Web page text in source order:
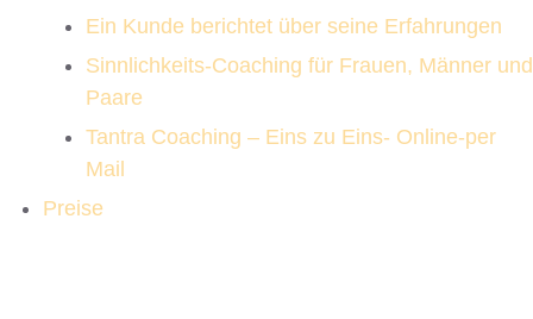
Ein Kunde berichtet über seine Erfahrungen
Sinnlichkeits-Coaching für Frauen, Männer und
Paare
Tantra Coaching – Eins zu Eins- Online-per
Mail
Preise